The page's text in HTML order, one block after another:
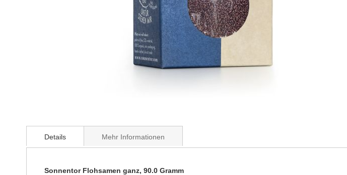
Details
Sonnentor Flohsamen ganz, 90.0 Gramm
Mehr Informationen